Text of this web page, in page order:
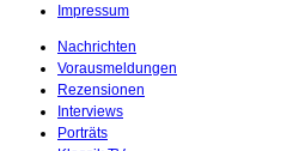
Impressum
Nachrichten
Vorausmeldungen
Rezensionen
Interviews
Porträts